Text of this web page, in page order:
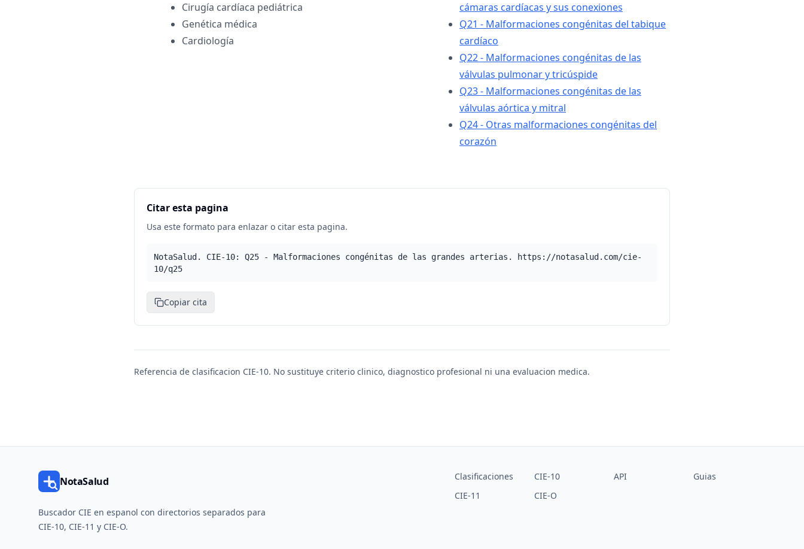
Cirugía cardíaca pediátrica
Genética médica
Cardiología
cámaras cardíacas y sus conexiones
Q21 - Malformaciones congénitas del tabique
cardíaco
Q22 - Malformaciones congénitas de las
válvulas pulmonar y tricúspide
Q23 - Malformaciones congénitas de las
válvulas aórtica y mitral
Q24 - Otras malformaciones congénitas del
corazón
Citar esta pagina
Usa este formato para enlazar o citar esta pagina.
NotaSalud. CIE-10: Q25 - Malformaciones congénitas de las grandes arterias. https://notasalud.com/cie-
10/q25
Copiar cita
Referencia de clasificacion CIE-10. No sustituye criterio clinico, diagnostico profesional ni una evaluacion medica.
NotaSalud
Buscador CIE en espanol con directorios separados para
CIE-10, CIE-11 y CIE-O.
Clasificaciones CIE-10 API
Guias
CIE-11
CIE-O